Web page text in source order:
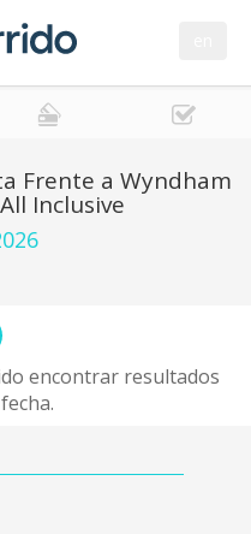
Frente a Wyndham
Inclusive
encontrar resultados